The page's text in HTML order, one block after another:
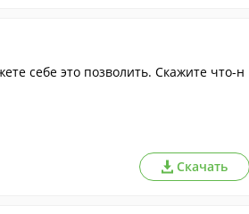
себе это позволить. Скажите что-н
Скачать